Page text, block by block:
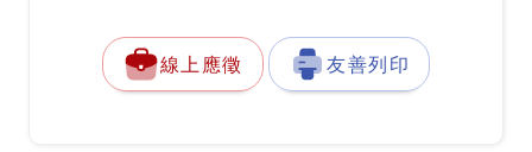
線上應徵 友善列印